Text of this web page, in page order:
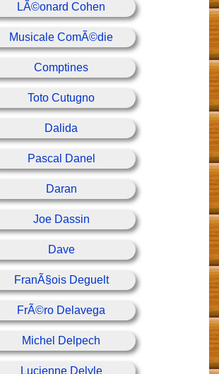
LÃ©onard Cohen
Musicale ComÃ©die
Comptines
Toto Cutugno
Dalida
Pascal Danel
Daran
Joe Dassin
Dave
FranÃ§ois Deguelt
FrÃ©ro Delavega
Michel Delpech
Lucienne Delyle